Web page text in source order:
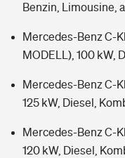
Benzin, Limousine,
Mercedes-Benz C-
MODELL), 100 kW,
Mercedes-Benz C-
125 kW, Diesel,
Mercedes-Benz C-
120 kW, Diesel,